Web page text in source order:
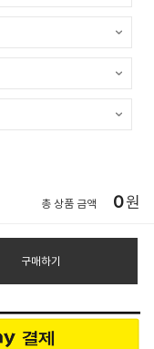
총 상품 금액 0원
구매하기